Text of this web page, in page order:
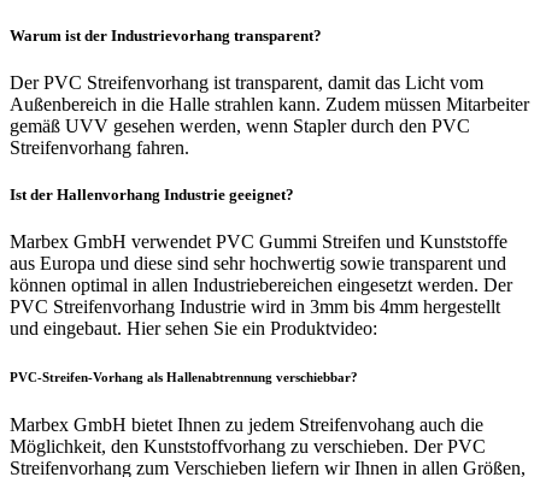
Warum ist der Industrievorhang transparent?
Der PVC Streifenvorhang ist transparent, damit das Licht vom
Außenbereich in die Halle strahlen kann. Zudem müssen Mitarbeiter
gemäß UVV gesehen werden, wenn Stapler durch den PVC
Streifenvorhang fahren.
Ist der Hallenvorhang Industrie geeignet?
Marbex GmbH verwendet PVC Gummi Streifen und Kunststoffe
aus Europa und diese sind sehr hochwertig sowie transparent und
können optimal in allen Industriebereichen eingesetzt werden. Der
PVC Streifenvorhang Industrie wird in 3mm bis 4mm hergestellt
und eingebaut. Hier sehen Sie ein Produktvideo:
PVC-Streifen-Vorhang als Hallenabtrennung verschiebbar?
Marbex GmbH bietet Ihnen zu jedem Streifenvohang auch die
Möglichkeit, den Kunststoffvorhang zu verschieben. Der PVC
Streifenvorhang zum Verschieben liefern wir Ihnen in allen Größen,